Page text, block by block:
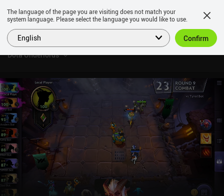
Dota Underlords
The language of the page you are visiting does not match your
system language. Please select the language you would like to use.
English Confirm